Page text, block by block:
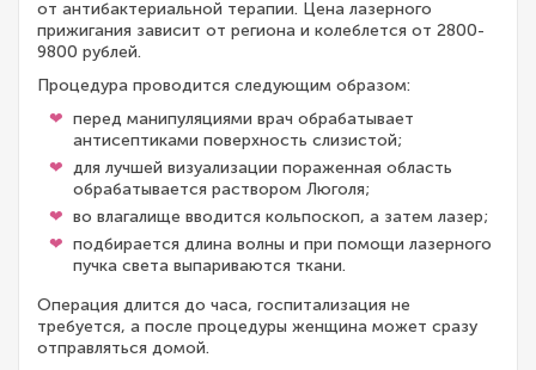
от антибактериальной терапии. Цена лазерного
прижигания зависит от региона и колеблется от 2800-
9800 рублей.
Процедура проводится следующим образом:
перед манипуляциями врач обрабатывает
антисептиками поверхность слизистой;
для лучшей визуализации пораженная область
обрабатывается раствором Люголя;
во влагалище вводится кольпоскоп, а затем лазер;
подбирается длина волны и при помощи лазерного
пучка света выпариваются ткани.
Операция длится до часа, госпитализация не
требуется, а после процедуры женщина может сразу
отправляться домой.